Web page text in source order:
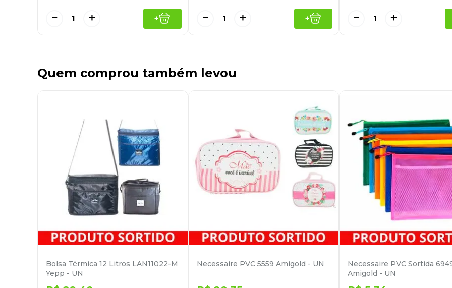
＋
－ + ＋
－ + ＋
－
Quem comprou também levou
Bolsa Térmica 12 Litros LAN11022-M
Yepp - UN
Necessaire PVC 5559 Amigold - UN
Necessaire PVC Sortida
Amigold - UN